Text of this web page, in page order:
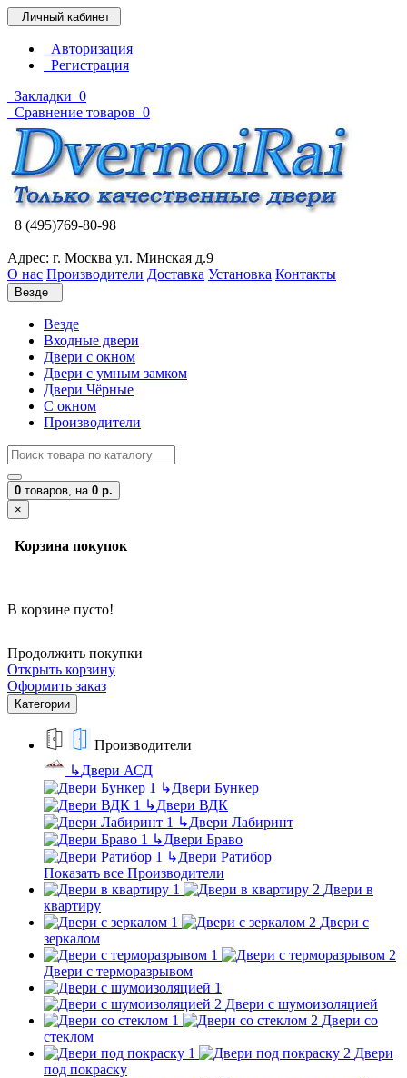
Личный кабинет
Авторизация
Регистрация
Закладки 0
Сравнение товаров 0
8 (495)769-80-98
Адрес: г. Москва ул. Минская д.9
О нас Производители Доставка Установка Контакты
Везде
Везде
Входные двери
Двери с окном
Двери с умным замком
Двери Чёрные
C окном
Производители
0 товаров, на 0 р.
×
Корзина покупок
В корзине пусто!
Продолжить покупки
Открыть корзину
Оформить заказ
Категории
Производители
↳Двери АСД
↳Двери Бункер
↳Двери ВДК
↳Двери Лабиринт
↳Двери Браво
↳Двери Ратибор
Показать все Производители
Двери в
квартиру
Двери с
зеркалом
Двери с терморазрывом
Двери с шумоизоляцией
Двери со
стеклом
Двери
под покраску